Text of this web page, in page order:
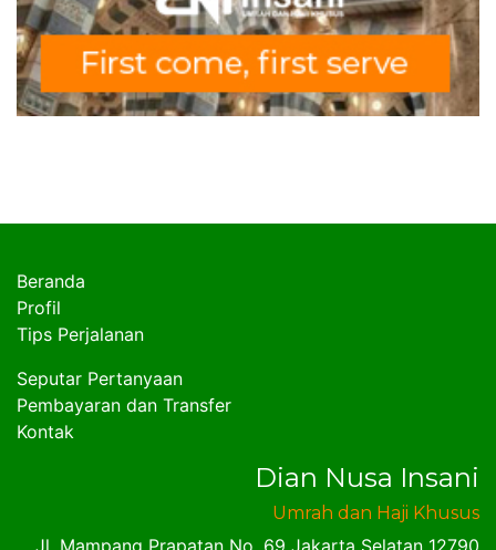
Beranda
Profil
Tips Perjalanan
Seputar Pertanyaan
Pembayaran dan Transfer
Kontak
Dian Nusa Insani
Umrah dan Haji Khusus